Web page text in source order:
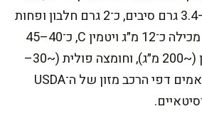
גרם פחמימות, כ־3.2–3.4 גרם סיבים, כ־2 גרם חלבון ופחות
מ־0.5 גרם שומן. היא מכילה כ־12 מ״ג ויטמין C, כ־40–45
מק״ג ויטמין K, אשלגן (~200 מ״ג), וחומצה פולית (~30–
35 מק״ג). הנתונים תואמים דפי הרכב מזון של ה־USDA